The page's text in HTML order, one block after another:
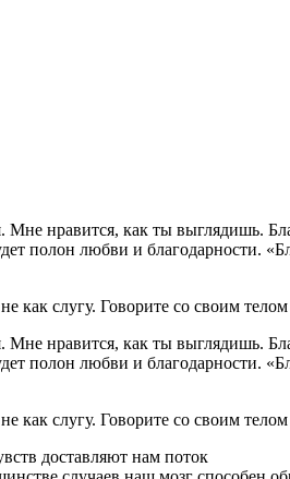
нравится, как ты выглядишь.
полон любви и благодарности.
как слугу. Говорите со своим
нравится, как ты выглядишь.
полон любви и благодарности.
как слугу. Говорите со своим
доставляют нам поток